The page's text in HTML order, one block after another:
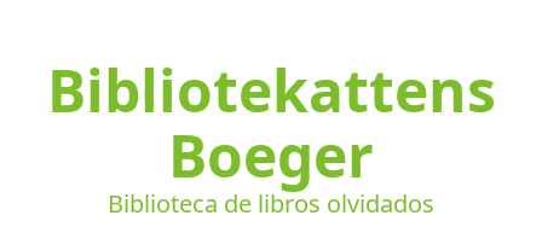
Bibliotekattens
Boeger
Biblioteca de libros olvidados